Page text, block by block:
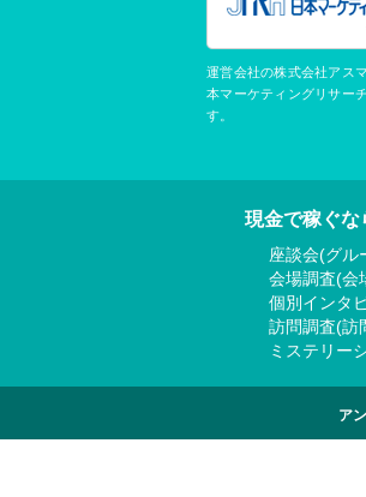
運営会社の株式会社アス
本マーケティングリサー
す。
現金で稼ぐな
座談会(グル
会場調査(会
個別インタ
訪問調査(訪
ミステリー
ア